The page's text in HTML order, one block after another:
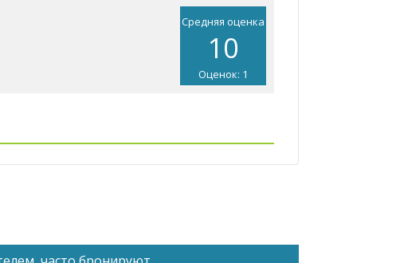
Средняя оценка
10
Оценок: 1